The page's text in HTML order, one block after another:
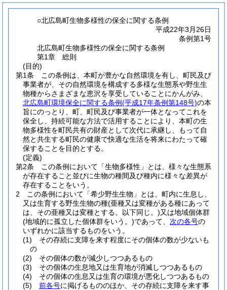
○北広島町生物多様性の保全に関する条例
平成22年3月26日
条例第1号
北広島町生物多様性の保全に関する条例
第1章
総則
(目的)
第1条
この条例は、本町が豊かな自然環境を有し、町民及び
事業者が、その自然環境を構成する多様な生態系や野生生
物種からさまざまな恵沢を享受していることにかんがみ、
北広島町環境保全に関する条例(平成17年条例第148号)の本
旨にのっとり、町、町民及び事業者が一体となってこれを
保全し、持続可能な方法で活用することにより、本町の生
物多様性を町民共有の財産として次代に承継し、もって自
然と共生する町民の健康で快適な生活を将来にわたって確
保することを目的とする。
(定義)
第2条
この条例において「生物多様性」とは、様々な生態系
が存在すること並びに生物の種間及び種内に様々な差異が
存在することをいう。
2
この条例において「希少野生生物」とは、町内に生息し、
又は生育する野生生物の種(亜種又は変種がある種にあって
は、その亜種又は変種とする。以下同じ。)又は地域個体群
(地域的に孤立した個体群をいう。)であって、 次の各号の
いずれかに該当するものをいう。
(1)
その存続に支障を来す程度にその個体の数が少ないも
の
(2)
その個体の数が減少しつつあるもの
(3)
その個体の生息地又は生育地が消滅しつつあるもの
(4)
その個体の生息又は生育の環境が悪化しつつあるもの
(5)
前各号に掲げるもののほか、その存続に支障を来す事